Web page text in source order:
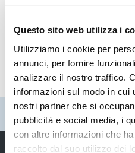
Questo sito web utilizza i
Utilizziamo i cookie per
annunci, per fornire
analizzare il nostro traffico.
informazioni sul modo in cui
nostri partner che si
pubblicità e social media, i
con altre informazioni che
raccolto dal suo utilizzo dei
Ufficio Stampa
Pubblicato: 05 Giugno 2026